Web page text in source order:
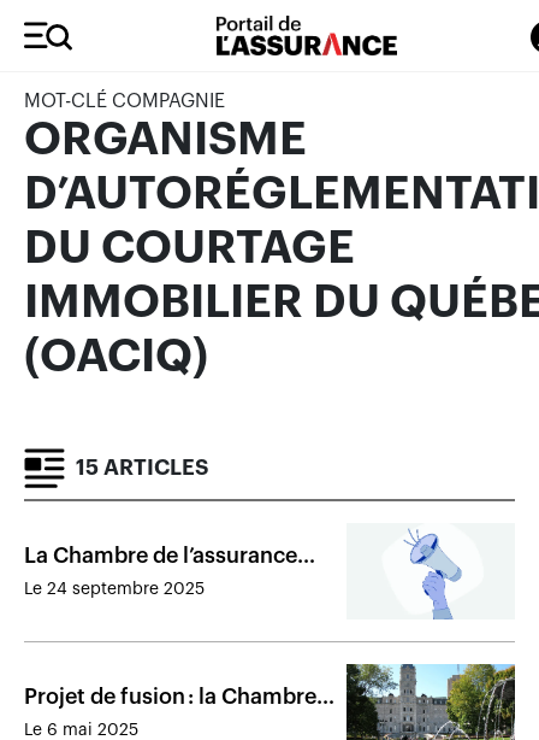
MOT-CLÉ COMPAGNIE
ORGANISME
DU COURTAGE
IMMOBILIER DU
(OACIQ)
15 ARTICLES
La Chambre de l’assurance
nomme son syndic
Le 24 septembre 2025
Projet de fusion : la Chambre
de l’assurance de dommages
Le 6 mai 2025